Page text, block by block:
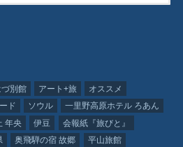
づ別館 アート+旅
オススメ
ド ソウル
一里野高原ホテル ろあん
年央 伊豆
会報紙『旅びと』
奥飛騨の宿 故郷
平山旅館